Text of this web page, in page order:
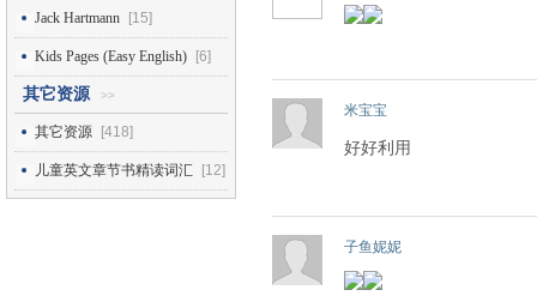
Jack Hartmann [15]
Kids Pages (Easy English) [6]
其它资源 >>
其它资源 [418]
儿童英文章节书精读词汇 [12]
米宝宝
好好利用
子鱼妮妮